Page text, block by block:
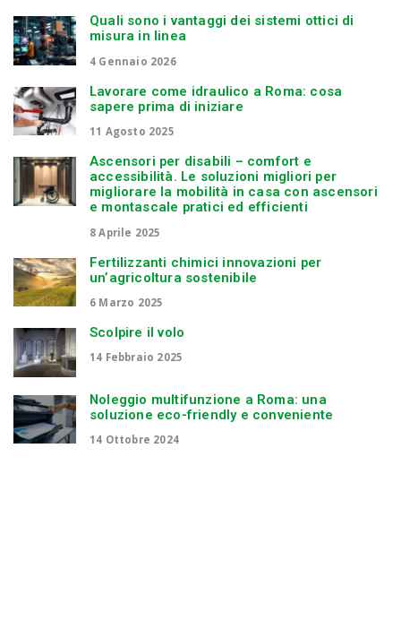
Quali sono i vantaggi dei sistemi ottici di
misura in linea
4 Gennaio 2026
Lavorare come idraulico a Roma: cosa
sapere prima di iniziare
11 Agosto 2025
Ascensori per disabili – comfort e
accessibilità. Le soluzioni migliori per
migliorare la mobilità in casa con ascensori
e montascale pratici ed efficienti
8 Aprile 2025
Fertilizzanti chimici innovazioni per
un’agricoltura sostenibile
6 Marzo 2025
Scolpire il volo
14 Febbraio 2025
Noleggio multifunzione a Roma: una
soluzione eco-friendly e conveniente
14 Ottobre 2024